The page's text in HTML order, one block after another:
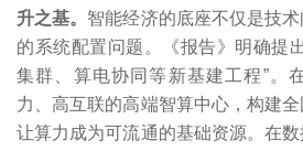
升之基。 智能经济的底座不仅是技
的系统配置问题。《报告》明确提
集群、算电协同等新基建工程”。
力、高互联的高端智算中心，构建全
让算力成为可流通的基础资源。在